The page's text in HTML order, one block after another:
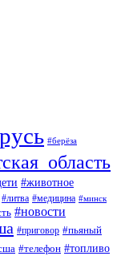
#берёза
#животное
#литва #медицина #минск
#новости
#приговор #пьяный
#телефон #топливо